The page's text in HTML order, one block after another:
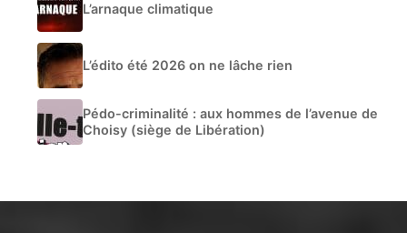
L’arnaque climatique
L’édito été 2026 on ne lâche rien
Pédo-criminalité : aux hommes de l’avenue de
Choisy (siège de Libération)